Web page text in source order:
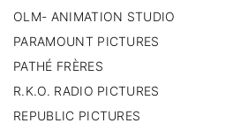
OLM- ANIMATION STUDIO
PARAMOUNT PICTURES
PATHÉ FRÈRES
R.K.O. RADIO PICTURES
REPUBLIC PICTURES